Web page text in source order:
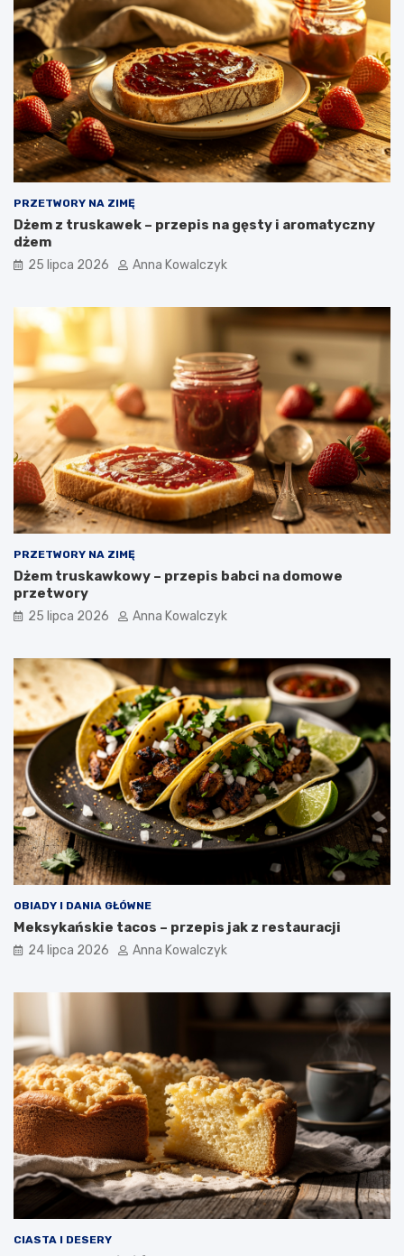
PRZETWORY NA ZIMĘ
Dżem z truskawek – przepis na gęsty i aromatyczny
dżem
25 lipca 2026 Anna Kowalczyk
PRZETWORY NA ZIMĘ
Dżem truskawkowy – przepis babci na domowe
przetwory
25 lipca 2026 Anna Kowalczyk
OBIADY I DANIA GŁÓWNE
Meksykańskie tacos – przepis jak z restauracji
24 lipca 2026 Anna Kowalczyk
CIASTA I DESERY